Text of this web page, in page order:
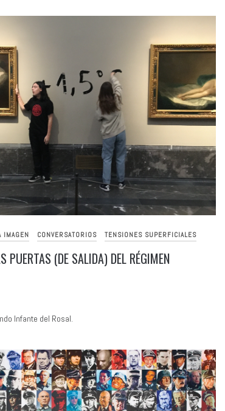
IMAGEN CONVERSATORIOS TENSIONES SUPERFICIALES
PUERTAS (DE SALIDA) DEL RÉGIMEN
Infante del Rosal.